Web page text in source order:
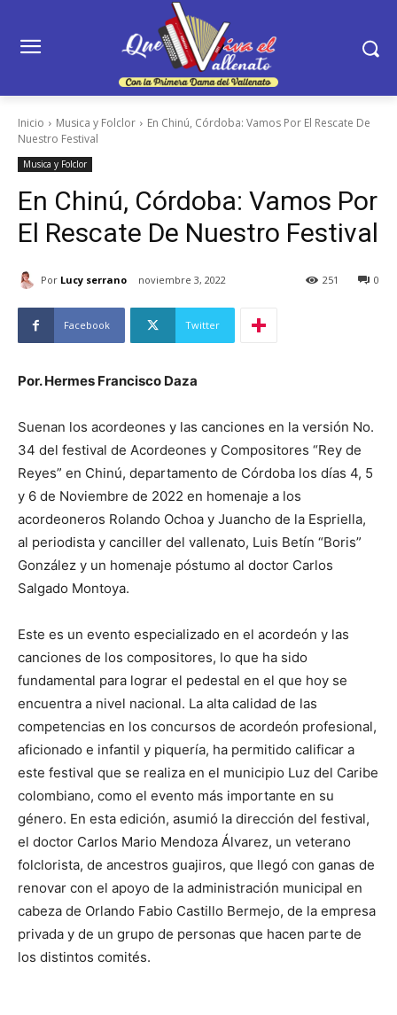
Inicio Musica y Folclor
En Chinú, Córdoba: Vamos Por El Rescate De
Nuestro Festival
Musica y Folclor
En Chinú, Córdoba: Vamos Por
El Rescate De Nuestro Festival
Por Lucy serrano noviembre 3, 2022 0
251
Facebook Twitter
Por. Hermes Francisco Daza
Suenan los acordeones y las canciones en la versión No.
34 del festival de Acordeones y Compositores “Rey de
Reyes” en Chinú, departamento de Córdoba los días 4, 5
y 6 de Noviembre de 2022 en homenaje a los
acordeoneros Rolando Ochoa y Juancho de la Espriella,
al periodista y canciller del vallenato, Luis Betín “Boris”
González y un homenaje póstumo al doctor Carlos
Salgado Montoya.
Este es un evento especializado en el acordeón y las
canciones de los compositores, lo que ha sido
fundamental para lograr el pedestal en el que hoy se
encuentra a nivel nacional. La alta calidad de las
competencias en los concursos de acordeón profesional,
aficionado e infantil y piquería, ha permitido calificar a
este festival que se realiza en el municipio Luz del Caribe
colombiano, como el evento más importante en su
género. En esta edición, asumió la dirección del festival,
el doctor Carlos Mario Mendoza Álvarez, un veterano
folclorista, de ancestros guajiros, que llegó con ganas de
renovar con el apoyo de la administración municipal en
cabeza de Orlando Fabio Castillo Bermejo, de la empresa
privada y de un grupo de personas que hacen parte de
los distintos comités.